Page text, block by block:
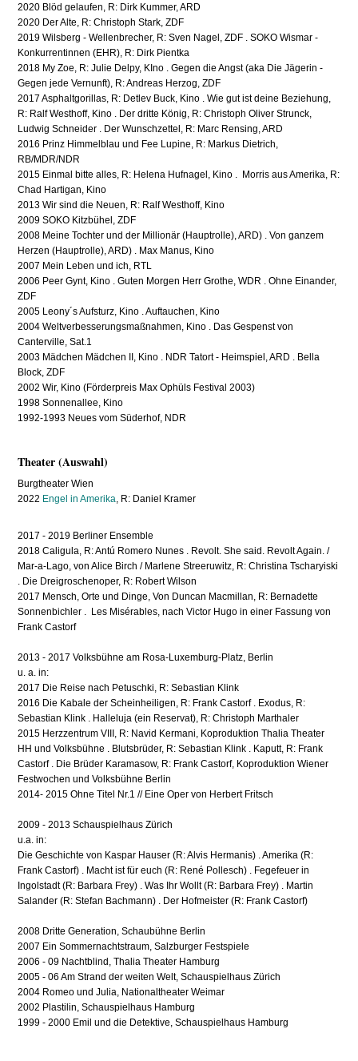
2020 Blöd gelaufen, R: Dirk Kummer, ARD
2020 Der Alte, R: Christoph Stark, ZDF
2019 Wilsberg - Wellenbrecher, R: Sven Nagel, ZDF . SOKO Wismar -
Konkurrentinnen (EHR), R: Dirk Pientka
2018 My Zoe, R: Julie Delpy, KIno . Gegen die Angst (aka Die Jägerin -
Gegen jede Vernunft), R: Andreas Herzog, ZDF
2017 Asphaltgorillas, R: Detlev Buck, Kino . Wie gut ist deine Beziehung,
R: Ralf Westhoff, Kino . Der dritte König, R: Christoph Oliver Strunck,
Ludwig Schneider . Der Wunschzettel, R: Marc Rensing, ARD
2016 Prinz Himmelblau und Fee Lupine, R: Markus Dietrich,
RB/MDR/NDR
2015 Einmal bitte alles, R: Helena Hufnagel, Kino . Morris aus Amerika, R:
Chad Hartigan, Kino
2013Wir sind die Neuen, R: Ralf Westhoff, Kino
2009 SOKO Kitzbühel, ZDF
2008 Meine Tochter und der Millionär (Hauptrolle), ARD) . Von ganzem
Herzen (Hauptrolle), ARD) . Max Manus, Kino
2007 Mein Leben und ich, RTL
2006 Peer Gynt, Kino . Guten Morgen Herr Grothe, WDR . Ohne Einander,
ZDF
2005 Leony´s Aufsturz, Kino . Auftauchen, Kino
2004 Weltverbesserungsmaßnahmen, Kino . Das Gespenst von
Canterville, Sat.1
2003 Mädchen Mädchen II, Kino . NDR Tatort - Heimspiel, ARD . Bella
Block, ZDF
2002 Wir, Kino (Förderpreis Max Ophüls Festival 2003)
1998 Sonnenallee, Kino
1992-1993 Neues vom Süderhof, NDR
Theater (Auswahl)
Burgtheater Wien
2022 Engel in Amerika, R: Daniel Kramer
2017 - 2019 Berliner Ensemble
2018 Caligula, R: An­tú Rome­ro Nu­nes . Revolt. She said. Revolt Again. /
Mar-a-Lago, von Alice Birch / Marlene Streeruwitz, R: Christina Tscharyiski
. Die Dreigroschenoper, R: Robert Wilson
2017 Mensch, Orte und Dinge, Von Duncan Macmillan, R: Bernadette
Sonnenbichler . Les Misérables, nach Victor Hugo in einer Fassung von
Frank Castorf
2013 - 2017 Volksbühne am Rosa-Luxemburg-Platz, Berlin
u. a. in:
2017 Die Reise nach Petuschki, R: Sebastian Klink
2016 Die Kabale der Scheinheiligen, R: Frank Castorf . Exodus, R:
Sebastian Klink . Halleluja (ein Reservat), R: Christoph Marthaler
2015 Herzzentrum VIII, R: Navid Kermani, Koproduktion Thalia Theater
HH und Volksbühne . Blutsbrüder, R: Sebastian Klink . Kaputt, R: Frank
Castorf . Die Brüder Karamasow, R: Frank Castorf, Koproduktion Wiener
Festwochen und Volksbühne Berlin
2014- 2015 Ohne Titel Nr.1 // Eine Oper von Herbert Fritsch
2009 - 2013 Schauspielhaus Zürich
u.a. in:
Die Geschichte von Kaspar Hauser (R: Alvis Hermanis) . Amerika (R:
Frank Castorf) . Macht ist für euch (R: René Pollesch) . Fegefeuer in
Ingolstadt (R: Barbara Frey) . Was Ihr Wollt (R: Barbara Frey) . Martin
Salander (R: Stefan Bachmann) . Der Hofmeister (R: Frank Castorf)
2008 Dritte Generation, Schaubühne Berlin
2007 Ein Sommernachtstraum, Salzburger Festspiele
2006 - 09 Nachtblind, Thalia Theater Hamburg
2005 - 06 Am Strand der weiten Welt, Schauspielhaus Zürich
2004 Romeo und Julia, Nationaltheater Weimar
2002 Plastilin, Schauspielhaus Hamburg
1999 - 2000 Emil und die Detektive, Schauspielhaus Hamburg